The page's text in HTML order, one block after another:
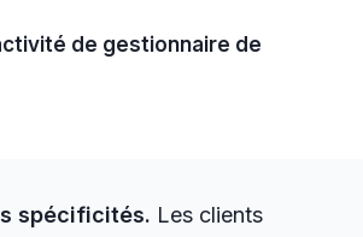
de gestionnaire de
spécificités. Les clients